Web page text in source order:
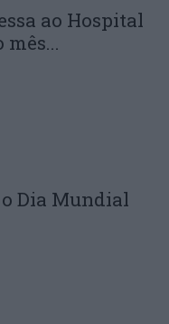
ao Hospital
Dia Mundial